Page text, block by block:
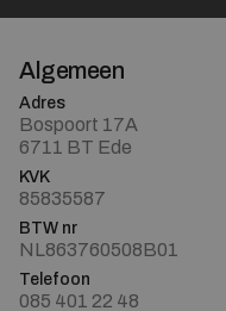
Algemeen
Adres
Bospoort 17A
6711 BT Ede
KVK
85835587
BTW nr
NL863760508B01
Telefoon
085 401 22 48